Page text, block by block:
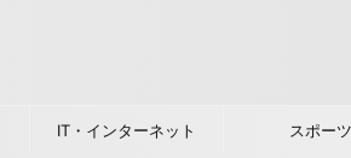
IT・インターネット スポーツ